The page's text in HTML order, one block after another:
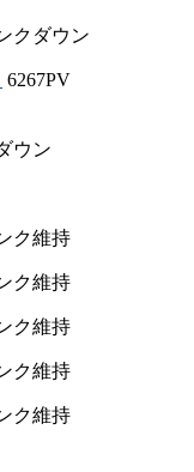
6267PV